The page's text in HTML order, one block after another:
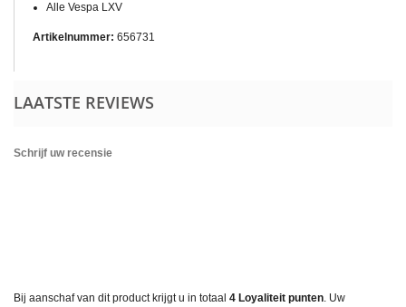
Alle Vespa LXV
Artikelnummer: 656731
LAATSTE REVIEWS
Schrijf uw recensie
Bij aanschaf van dit product krijgt u in totaal 4 Loyaliteit punten. Uw